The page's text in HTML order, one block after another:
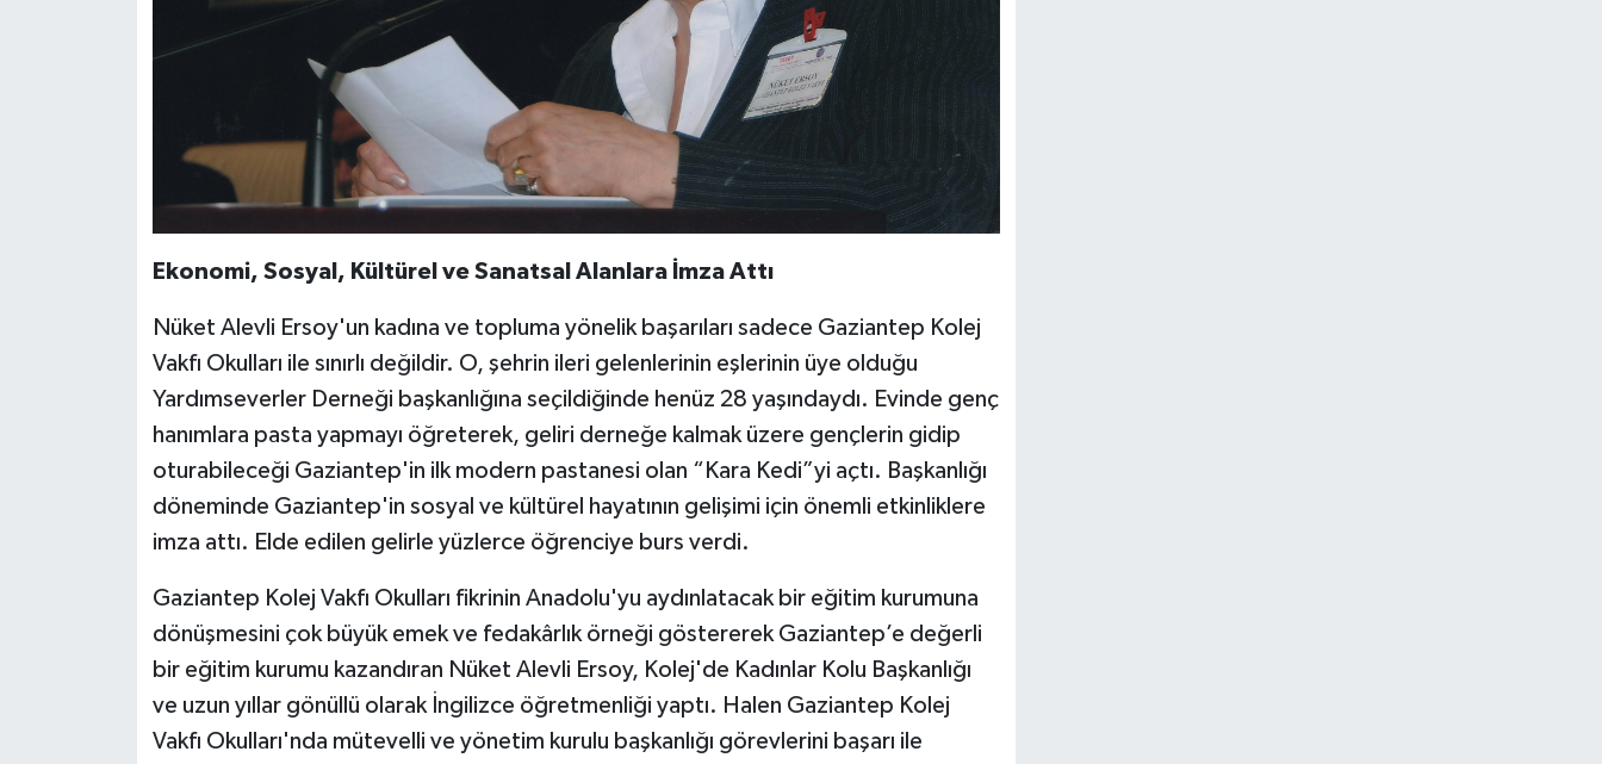
Ekonomi, Sosyal, Kültürel ve Sanatsal Alanlara İmza Attı
Nüket Alevli Ersoy'un kadına ve topluma yönelik başarıları sadece Gaziantep Kolej
Vakfı Okulları ile sınırlı değildir. O, şehrin ileri gelenlerinin eşlerinin üye olduğu
Yardımseverler Derneği başkanlığına seçildiğinde henüz 28 yaşındaydı. Evinde genç
hanımlara pasta yapmayı öğreterek, geliri derneğe kalmak üzere gençlerin gidip
oturabileceği Gaziantep'in ilk modern pastanesi olan “Kara Kedi”yi açtı. Başkanlığı
döneminde Gaziantep'in sosyal ve kültürel hayatının gelişimi için önemli etkinliklere
imza attı. Elde edilen gelirle yüzlerce öğrenciye burs verdi.
Gaziantep Kolej Vakfı Okulları fikrinin Anadolu'yu aydınlatacak bir eğitim kurumuna
dönüşmesini çok büyük emek ve fedakârlık örneği göstererek Gaziantep’e değerli
bir eğitim kurumu kazandıran Nüket Alevli Ersoy, Kolej'de Kadınlar Kolu Başkanlığı
ve uzun yıllar gönüllü olarak İngilizce öğretmenliği yaptı. Halen Gaziantep Kolej
Vakfı Okulları'nda mütevelli ve yönetim kurulu başkanlığı görevlerini başarı ile